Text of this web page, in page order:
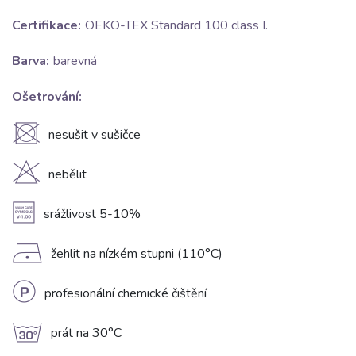
Certifikace: OEKO-TEX Standard 100 class I.
Barva: barevná
Ošetrování:
U nesušit v sušičce
H nebělit
A srážlivost 5-10%
D žehlit na nízkém stupni (110°C)
L profesionální chemické čištění
g prát na 30°C